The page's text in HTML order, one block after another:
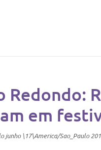
Redondo:
em
junho \17\America/Sao_Paulo